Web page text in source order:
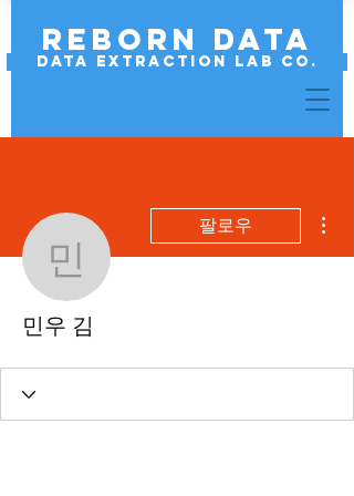
Data Extraction Lab Co.
REBORN DATA
민우 김
팔로우
민우 김